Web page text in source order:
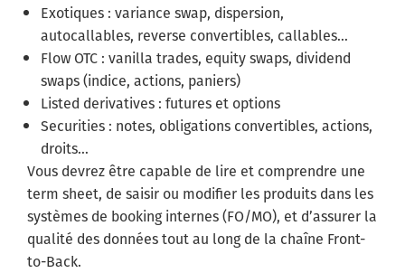
Exotiques : variance swap, dispersion,
autocallables, reverse convertibles, callables…
Flow OTC : vanilla trades, equity swaps, dividend
swaps (indice, actions, paniers)
Listed derivatives : futures et options
Securities : notes, obligations convertibles, actions,
droits…
Vous devrez être capable de lire et comprendre une
term sheet, de saisir ou modifier les produits dans les
systèmes de booking internes (FO/MO), et d’assurer la
qualité des données tout au long de la chaîne Front-
to-Back.